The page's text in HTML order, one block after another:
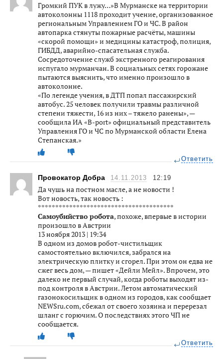
Громкий ПУК в лужу…»В Мурманске на территории
автоколонны 1118 проходит учение, организованное
региональным Управлением ГО и ЧС. В район
автопарка стянуты пожарные расчёты, машины
«скорой помощи» и медицины катастроф, полиция,
ГИБДД, аварийно-спасательная служба.
Сосредоточение служб экстренного реагирования
испугало мурманчан. В социальных сетях горожане
пытаются выяснить, что именно произошло в
автоколонне.
«По легенде учения, в ДТП попал пассажирский
автобус. 25 человек получили травмы различной
степени тяжести, 16 из них – тяжело ранены», —
сообщила ИА «B-port» официальный представитель
Управления ГО и ЧС по Мурманской области Елена
Степанская.»
Ответить
Провокатор Добра 14.11.2013 12:19
Да чушь на постном масле, а не новости !
Вот новость, так новость :
***************************************
Самоубийство робота, похоже, впервые в истории
произошло в Австрии
13 ноября 2013 | 19:34
В одном из домов робот-чистильщик
самостоятельно включился, забрался на
электрическую плитку и сгорел. При этом он едва не
сжег весь дом, — пишет «Дейли Мейл». Впрочем, это
далеко не первый случай, когда роботы выходят из-
под контроля в Австрии. Летом автоматический
газонокосильщик в одном из городов, как сообщает
NEWSru.com, сбежал от своего хозяина и перерезал
шланг с горючим. О последствиях этого ЧП не
сообщается.
Ответить